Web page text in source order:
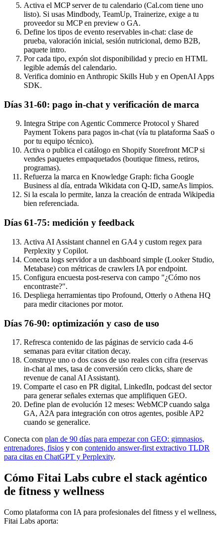
Activa el MCP server de tu calendario (Cal.com tiene uno
listo). Si usas Mindbody, TeamUp, Trainerize, exige a tu
proveedor su MCP en preview o GA.
Define los tipos de evento reservables in-chat: clase de
prueba, valoración inicial, sesión nutricional, demo B2B,
paquete intro.
Por cada tipo, expón slot disponibilidad y precio en HTML
legible además del calendario.
Verifica dominio en Anthropic Skills Hub y en OpenAI Apps
SDK.
Días 31-60: pago in-chat y verificación de marca
Integra Stripe con Agentic Commerce Protocol y Shared
Payment Tokens para pagos in-chat (vía tu plataforma SaaS o
por tu equipo técnico).
Activa o publica el catálogo en Shopify Storefront MCP si
vendes paquetes empaquetados (boutique fitness, retiros,
programas).
Refuerza la marca en Knowledge Graph: ficha Google
Business al día, entrada Wikidata con Q-ID, sameAs limpios.
Si la escala lo permite, lanza la creación de entrada Wikipedia
bien referenciada.
Días 61-75: medición y feedback
Activa AI Assistant channel en GA4 y custom regex para
Perplexity y Copilot.
Conecta logs servidor a un dashboard simple (Looker Studio,
Metabase) con métricas de crawlers IA por endpoint.
Configura encuesta post-reserva con campo "¿Cómo nos
encontraste?".
Despliega herramientas tipo Profound, Otterly o Athena HQ
para medir citaciones por motor.
Días 76-90: optimización y caso de uso
Refresca contenido de las páginas de servicio cada 4-6
semanas para evitar citation decay.
Construye uno o dos casos de uso reales con cifra (reservas
in-chat al mes, tasa de conversión cero clicks, share de
revenue de canal AI Assistant).
Comparte el caso en PR digital, LinkedIn, podcast del sector
para generar señales externas que amplifiquen GEO.
Define plan de evolución 12 meses: WebMCP cuando salga
GA, A2A para integración con otros agentes, posible AP2
cuando se generalice.
Conecta con plan de 90 días para empezar con GEO: gimnasios,
entrenadores, fisios y con contenido answer-first extractivo TLDR
para citas en ChatGPT y Perplexity.
Cómo Fitai Labs cubre el stack agéntico
de fitness y wellness
Como plataforma con IA para profesionales del fitness y el wellness,
Fitai Labs aporta: